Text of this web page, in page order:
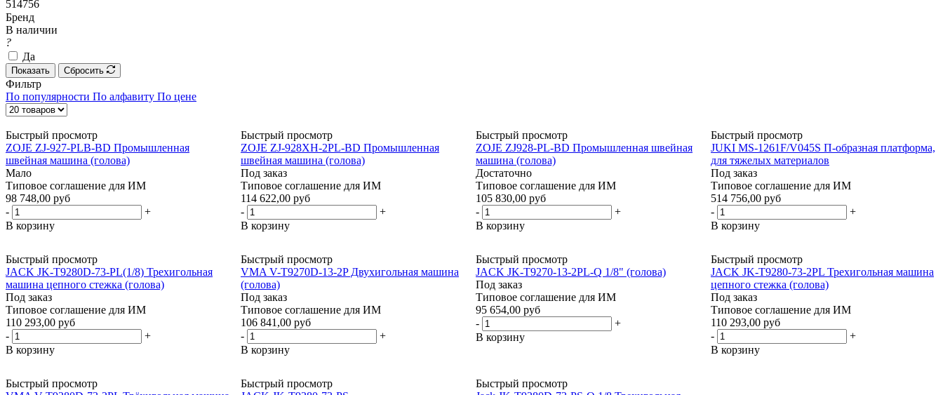
514756
Бренд
В наличии
?
Да
Показать Сбросить
Фильтр
По популярности По алфавиту По цене
Быстрый просмотр
ZOJE ZJ-927-PLB-BD Промышленная
швейная машина (голова)
Мало
Типовое соглашение для ИМ
98 748,00 руб
-
+
В корзину
Быстрый просмотр
ZOJE ZJ-928XH-2PL-BD Промышленная
швейная машина (голова)
Под заказ
Типовое соглашение для ИМ
114 622,00 руб
-
+
В корзину
Быстрый просмотр
ZOJE ZJ928-PL-BD Промышленная швейная
машина (голова)
Достаточно
Типовое соглашение для ИМ
105 830,00 руб
-
+
В корзину
Быстрый просмотр
JUKI MS-1261F/V045S П-образная платформа,
для тяжелых материалов
Под заказ
Типовое соглашение для ИМ
514 756,00 руб
-
+
В корзину
Быстрый просмотр
JACK JK-T9280D-73-PL(1/8) Трехигольная
машина цепного стежка (голова)
Под заказ
Типовое соглашение для ИМ
110 293,00 руб
-
+
В корзину
Быстрый просмотр
VMA V-T9270D-13-2P Двухигольная машина
(голова)
Под заказ
Типовое соглашение для ИМ
106 841,00 руб
-
+
В корзину
Быстрый просмотр
JACK JK-T9270-13-2PL-Q 1/8" (голова)
Под заказ
Типовое соглашение для ИМ
95 654,00 руб
-
+
В корзину
Быстрый просмотр
JACK JK-T9280-73-2PL Трехигольная машина
цепного стежка (голова)
Под заказ
Типовое соглашение для ИМ
110 293,00 руб
-
+
В корзину
Быстрый просмотр
Быстрый просмотр
Быстрый просмотр